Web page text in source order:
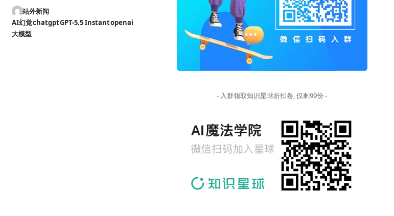
站外新闻
AI幻觉chatgptGPT-5.5 Instantopenai
大模型
- 入群领取知识星球折扣卷, 仅剩99份 -